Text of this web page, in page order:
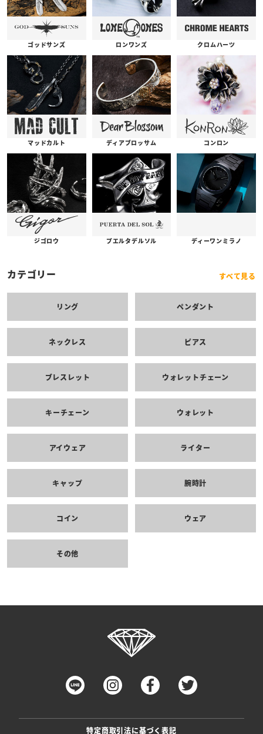
ゴッドサンズ ロンワンズ クロムハーツ
マッドカルト ディアブロッサム コンロン
ジゴロウ プエルタデルソル ディーワンミラノ
カテゴリー すべて見る
リング ペンダント
ネックレス ピアス
ブレスレット ウォレットチェーン
キーチェーン ウォレット
アイウェア ライター
キャップ 腕時計
コイン ウェア
その他
特定商取引法に基づく表記